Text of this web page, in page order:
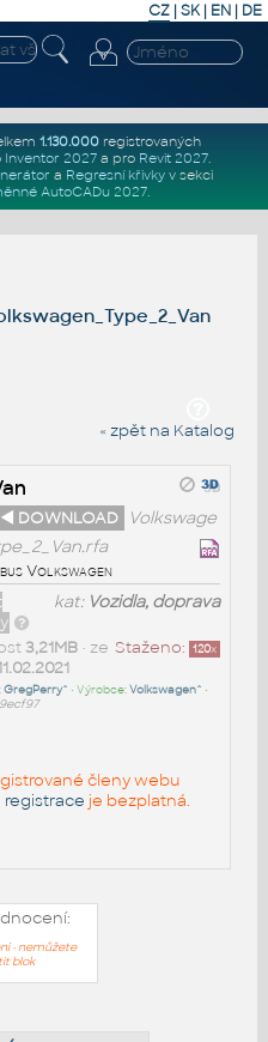
CZ | SK| EN | DE
1.130.000registrovaných
Inventor 2027a pro Revit 2027.
a Regresní křivkyv sekci
AutoCADu 2027.
« zpět na Katalog
◄ DOWNLOAD
Volkswage
Volkswagen
kat: Vozidla, doprava
Staženo: 120x
3,21MB• ze
GregPerry^ • Výrobce:Volkswagen^ •
členy webu
registrace je bezplatná.
- nemůžete
blok